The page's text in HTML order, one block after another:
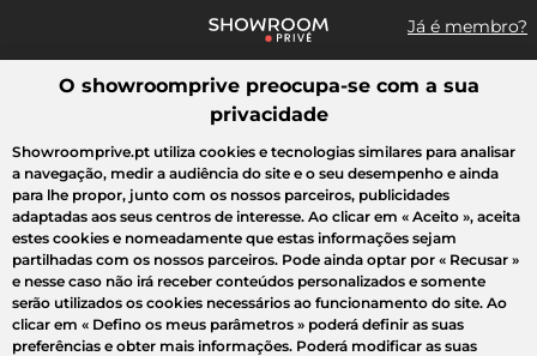
Já é membro?
Pesquisar uma marca, um artigo, uma venda...
Todas as vendas Moda Desporto Casa Criança Beleza
O showroomprive preocupa-se com a sua
privacidade
Showroomprive.pt utiliza cookies e tecnologias similares para analisar
a navegação, medir a audiência do site e o seu desempenho e ainda
para lhe propor, junto com os nossos parceiros, publicidades
adaptadas aos seus centros de interesse. Ao clicar em « Aceito », aceita
estes cookies e nomeadamente que estas informações sejam
partilhadas com os nossos parceiros. Pode ainda optar por « Recusar »
e nesse caso não irá receber conteúdos personalizados e somente
serão utilizados os cookies necessários ao funcionamento do site. Ao
clicar em « Defino os meus parâmetros » poderá definir as suas
preferências e obter mais informações. Poderá modificar as suas